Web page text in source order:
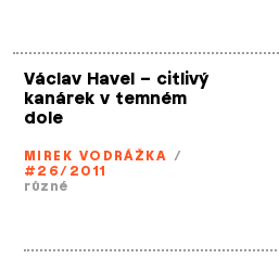
Václav Havel – citlivý
kanárek v temném
dole
MIREK VODRÁŽKA /
#26/2011
různé